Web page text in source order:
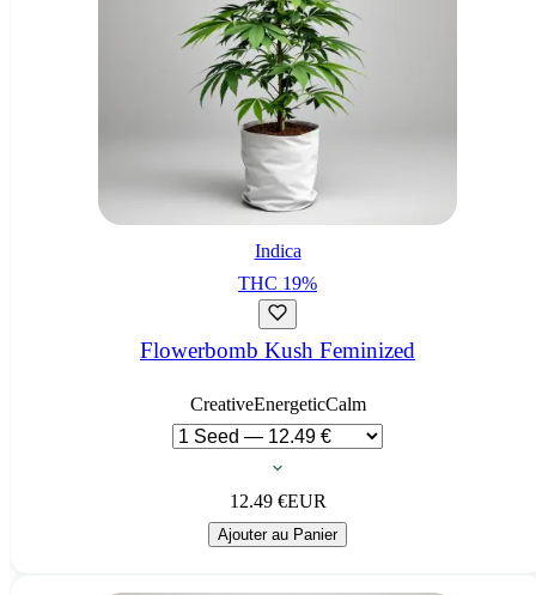
Indica
THC 19%
Flowerbomb Kush Feminized
CreativeEnergeticCalm
12.49€EUR
Ajouter au Panier